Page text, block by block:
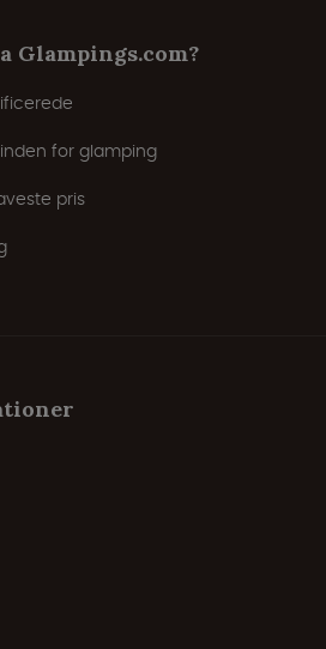
Glampings.com?
for glamping
pris